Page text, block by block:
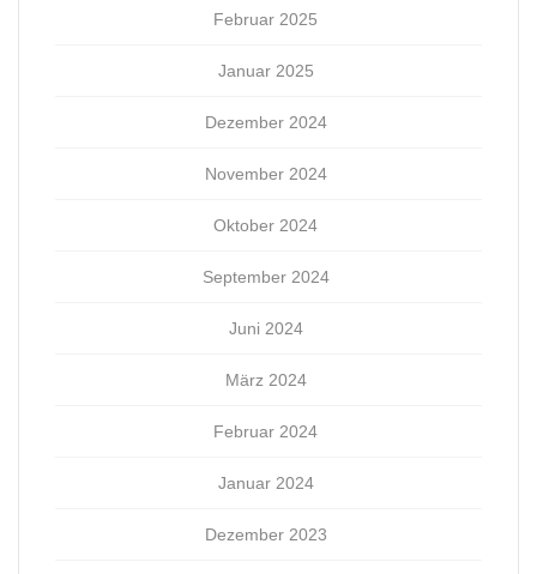
Februar 2025
Januar 2025
Dezember 2024
November 2024
Oktober 2024
September 2024
Juni 2024
März 2024
Februar 2024
Januar 2024
Dezember 2023